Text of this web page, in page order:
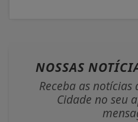
NOSSAS
Receba as
Cidade no seu